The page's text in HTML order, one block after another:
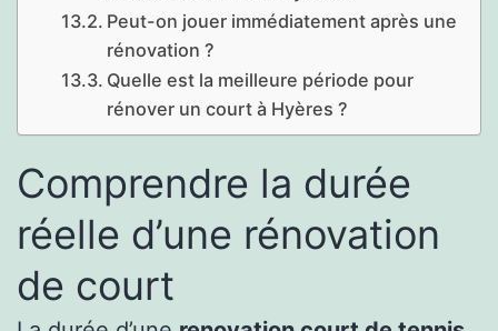
Peut-on jouer immédiatement après une
rénovation ?
Quelle est la meilleure période pour
rénover un court à Hyères ?
Comprendre la durée
réelle d’une rénovation
de court